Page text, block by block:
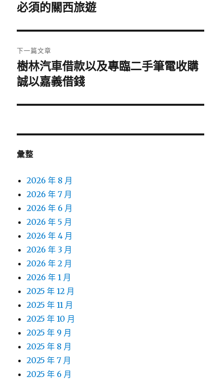
導
覽
一
文
章:
必須的關西旅遊
下一篇文章
下
一
文
樹林汽車借款以及專臨二手筆電收購
誠以嘉義借錢
彙整
2026 年 8 月
2026 年 7 月
2026 年 6 月
2026 年 5 月
2026 年 4 月
2026 年 3 月
2026 年 2 月
2026 年 1 月
2025 年 12 月
2025 年 11 月
2025 年 10 月
2025 年 9 月
2025 年 8 月
2025 年 7 月
2025 年 6 月